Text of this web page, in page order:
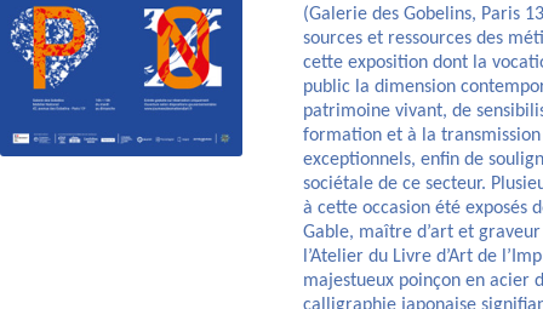
(Galerie des Gobelins, Paris 13
sources et ressources des
cette exposition dont la
public la dimension
patrimoine vivant, de
formation et à la
exceptionnels, enfin de
sociétale de ce secteur.
à cette occasion été exposés
Gable, maître d’art et
l’Atelier du Livre d’Art de
majestueux poinçon en acier